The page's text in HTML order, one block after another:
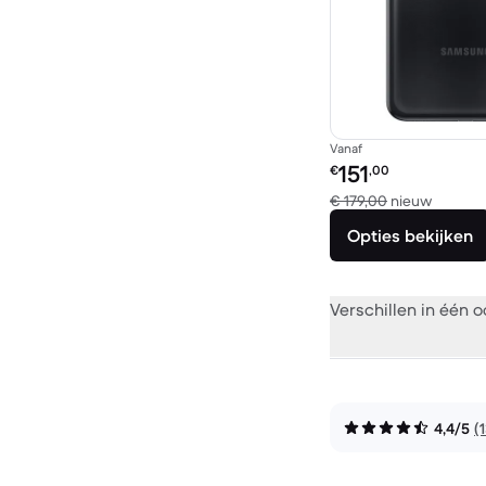
Vanaf
Refurbished prijs:
€151,00
€ 179,00 nieuw
Opties bekijken
Verschillen in één
4,4/5